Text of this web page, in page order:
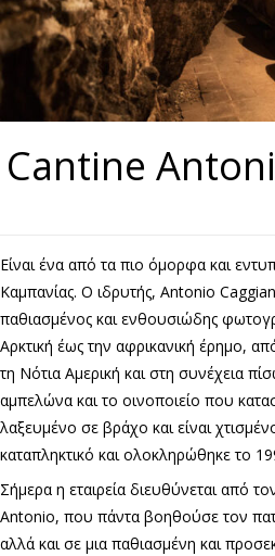
Cantine
Είναι ένα από τα πιο όμορφα και
Καμπανίας. Ο ιδρυτής, Antonio
παθιασμένος και ενθουσιώδης
Αρκτική έως την αφρικανική έρημο,
τη Νότια Αμερική και στη συνέχεια
αμπελώνα και το οινοποιείο που
λαξευμένο σε βράχο και είναι
καταπληκτικό και ολοκληρώθηκε το
Σήμερα η εταιρεία διευθύνεται από
Antonio, που πάντα βοηθούσε τον
αλλά και σε μια παθιασμένη και